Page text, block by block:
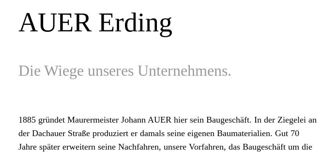
AUER Erding
Die Wiege unseres Unternehmens.
1885 gründet Maurermeister Johann AUER hier sein Baugeschäft. In der Ziegelei an
der Dachauer Straße produziert er damals seine eigenen Baumaterialien. Gut 70
Jahre später erweitern seine Nachfahren, unsere Vorfahren, das Baugeschäft um die